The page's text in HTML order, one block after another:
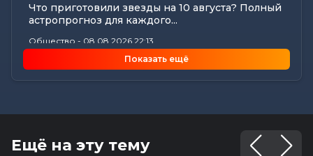
Что приготовили звезды на 10 августа? Полный
астропрогноз для каждого...
Общество - 08.08.2026 22:13
Как Шклов отметил «День огурца»
В Могилеве впервые проходят масштабные
Показать ещё
Ещё на эту тему